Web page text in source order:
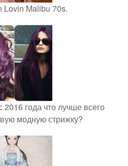
Lovin Malibu 70s.
года что лучше всего
модную стрижку?